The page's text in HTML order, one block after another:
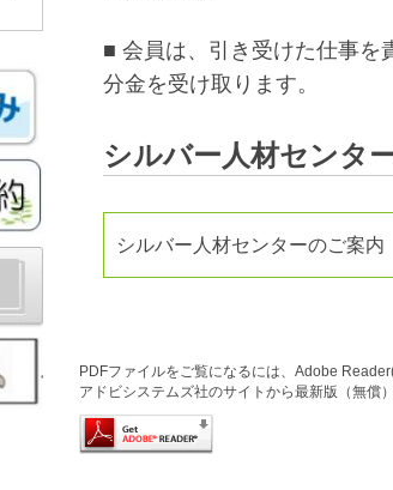
■ 会員は、引き受けた仕事を
分金を受け取ります。
シルバー人材センタ
シルバー人材センターのご案内
PDFファイルをご覧になるには、Adobe
アドビシステムズ社のサイトから最新版（無償